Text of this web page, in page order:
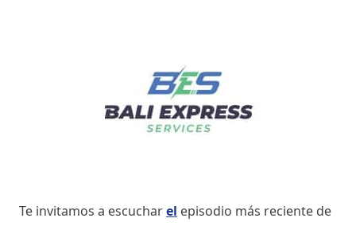
Te invitamos a escucharel episodio más reciente de